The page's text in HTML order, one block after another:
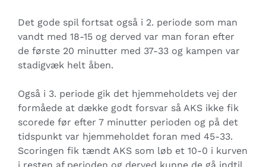
Det gode spil fortsat også i 2. periode som man
vandt med 18-15 og derved var man foran efter
de første 20 minutter med 37-33 og kampen var
stadigvæk helt åben.
Også i 3. periode gik det hjemmeholdets vej der
formåede at dække godt forsvar så AKS ikke fik
scorede før efter 7 minutter perioden og på det
tidspunkt var hjemmeholdet foran med 45-33.
Scoringen fik tændt AKS som løb et 10-0 i kurven
i resten af perioden og derved kunne de gå indtil